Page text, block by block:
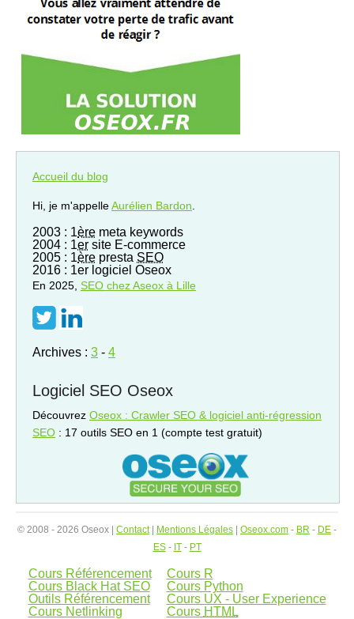
Accueil du blog
Hi, je m'appelleAurélien Bardon
2003 : 1ère meta keywords
2004 : 1er site E-commerce
2005 : 1ère presta SEO
2016 : 1er logiciel Oseox
En 2025, SEO chez Aseox à Lille
Archives : 3 - 4
Logiciel SEO Oseox
Découvrez Oseox : Crawler SEO & logiciel anti-régression
SEO : 17 outils SEO en 1 (compte test gratuit)
© 2008 - 2026 Oseox | Contact| Mentions Légales Oseox.com - BR - DE -
ES- IT- PT
Cours Référencement
Cours Black Hat SEO
Outils Référencement
Cours Netlinking
Cours R
Cours Python
Cours UX - User Experience
Cours HTML